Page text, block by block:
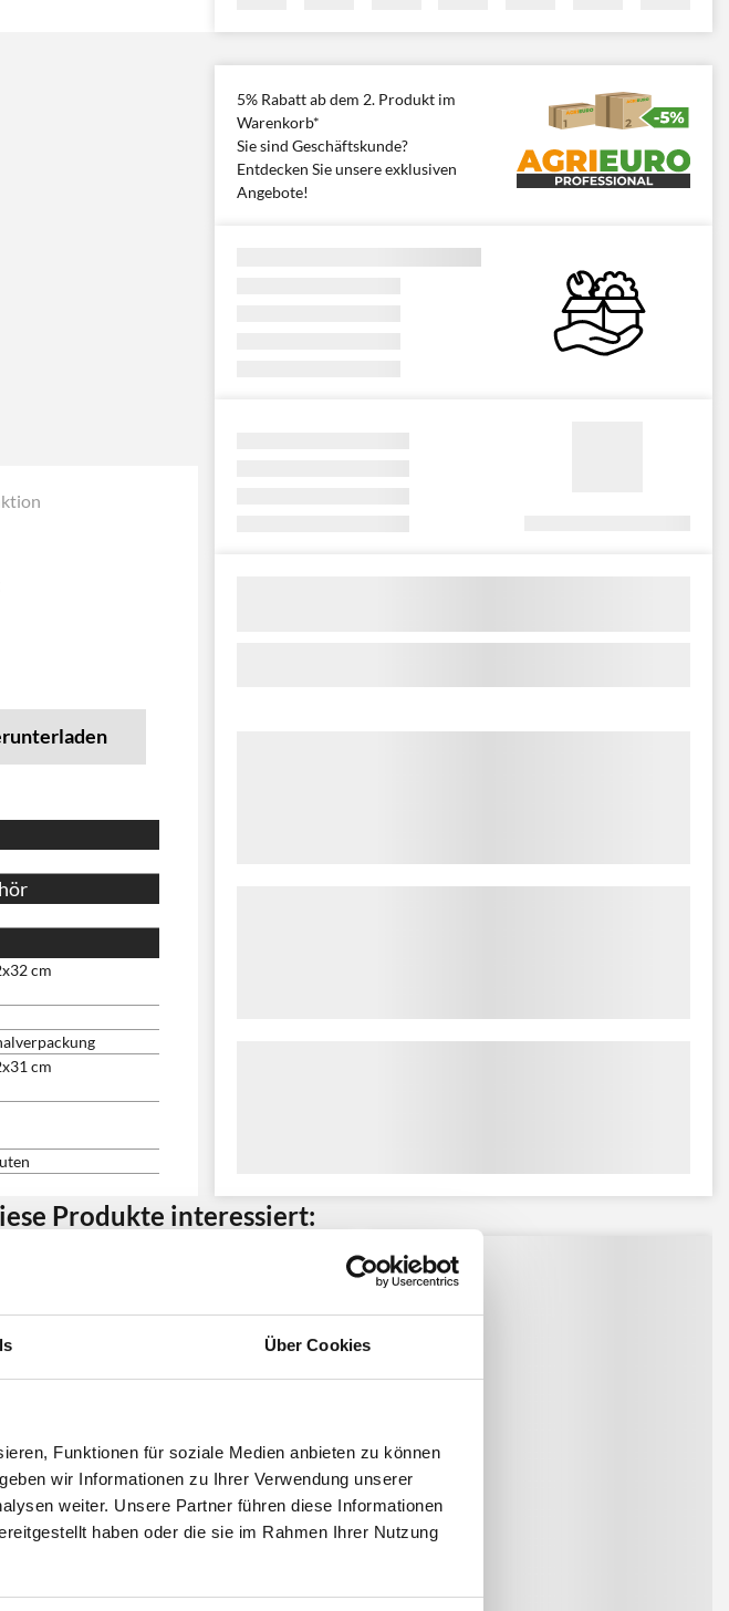
Über Cookies
Funktionen für soziale Medien anbieten zu können
wir Informationen zu Ihrer Verwendung unserer
weiter. Unsere Partner führen diese Informationen
haben oder die sie im Rahmen Ihrer Nutzung
cm
cm
5% Rabatt ab dem 2. Produkt im
Warenkorb*
Sie sind Geschäftskunde?
Entdecken Sie unsere exklusiven
Angebote!
Produkte interessiert: